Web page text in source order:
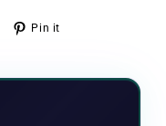
Pin it